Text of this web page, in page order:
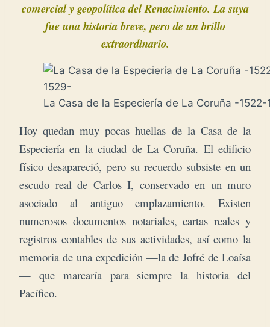
comercial y geopolítica del Renacimiento.La suya
fue una historia breve, pero de un brillo
extraordinario.
La Casa de la Especiería de La Coruña -
Hoy quedan muy pocas huellas de la Casa de la
Especiería en la ciudad de La Coruña. El edificio
físico desapareció, pero su recuerdo subsiste en un
escudo real de Carlos I, conservado en un muro
asociado al antiguo emplazamiento. Existen
numerosos documentos notariales, cartas reales y
registros contables de sus actividades, así como la
memoria de una expedición —la de Jofré de Loaísa
— que marcaría para siempre la historia del
Pacífico.